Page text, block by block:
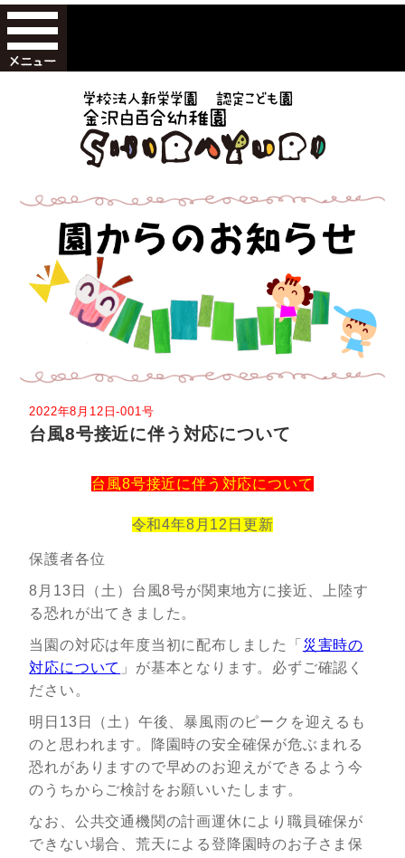
2022年8月12日-001号
台風8号接近に伴う対応について
台風8号接近に伴う対応について
令和4年8月12日更新
保護者各位
8月13日（土）台風8号が関東地方に接近、上陸す
る恐れが出てきました。
当園の対応は年度当初に配布しました「 災害時の
対応について 」が基本となります。必ずご確認く
ださい。
明日13日（土）午後、暴風雨のピークを迎えるも
のと思われます。降園時の安全確保が危ぶまれる
恐れがありますので早めのお迎えができるよう今
のうちからご検討をお願いいたします。
なお、公共交通機関の計画運休により職員確保が
できない場合、荒天による登降園時のお子さま保